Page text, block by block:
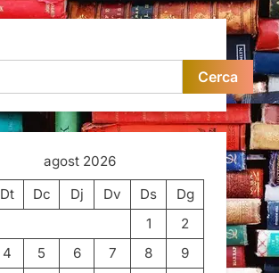
Cerca
agost 2026
Dt Dc Dj Dv Ds
Dg
1
2
4 5 6 7 8
9